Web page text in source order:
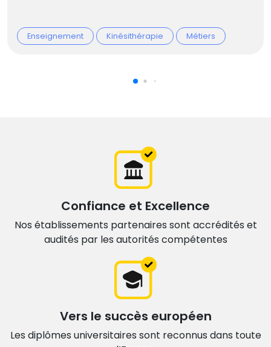
Enseignement Kinésithérapie Métiers
Confiance et Excellence
Nos établissements partenaires sont accrédités et
audités par les autorités compétentes
Vers le succès européen
Les diplômes universitaires sont reconnus dans toute